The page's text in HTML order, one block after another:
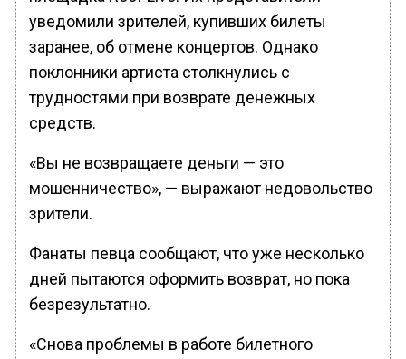
уведомили зрителей, купивших билеты
заранее, об отмене концертов. Однако
поклонники артиста столкнулись с
трудностями при возврате денежных
средств.
«Вы не возвращаете деньги — это
мошенничество», — выражают недовольство
зрители.
Фанаты певца сообщают, что уже несколько
дней пытаются оформить возврат, но пока
безрезультатно.
«Снова проблемы в работе билетного